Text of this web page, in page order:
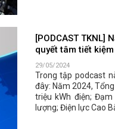
[PODCAST TKNL]
quyết tâm tiết
29/05/2024
Trong tập podcast
đây: Năm 2024,
triệu kWh điện;
lượng; Điện lực Cao